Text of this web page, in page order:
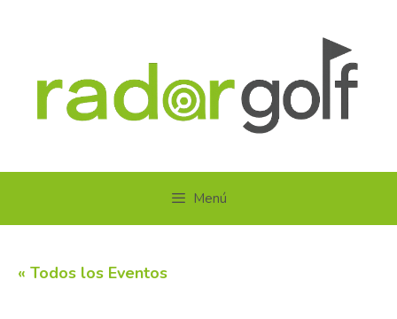
Menú
« Todos los Eventos